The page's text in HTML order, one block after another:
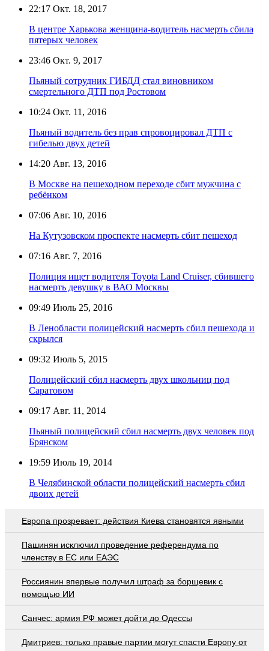
22:17 Окт. 18, 2017
В центре Харькова женщина-водитель насмерть сбила
пятерых человек
23:46 Окт. 9, 2017
Пьяный сотрудник ГИБДД стал виновником
смертельного ДТП под Ростовом
10:24 Окт. 11, 2016
Пьяный водитель без прав спровоцировал ДТП с
гибелью двух детей
14:20 Авг. 13, 2016
В Москве на пешеходном переходе сбит мужчина с
ребёнком
07:06 Авг. 10, 2016
На Кутузовском проспекте насмерть сбит пешеход
07:16 Авг. 7, 2016
Полиция ищет водителя Toyota Land Cruiser, сбившего
насмерть девушку в ВАО Москвы
09:49 Июль 25, 2016
В Ленобласти полицейский насмерть сбил пешехода и
скрылся
09:32 Июль 5, 2015
Полицейский сбил насмерть двух школьниц под
Саратовом
09:17 Авг. 11, 2014
Пьяный полицейский сбил насмерть двух человек под
Брянском
19:59 Июль 19, 2014
В Челябинской области полицейский насмерть сбил
двоих детей
Европа прозревает: действия Киева становятся явными
Пашинян исключил проведение референдума по
членству в ЕС или ЕАЭС
Россиянин впервые получил штраф за борщевик с
помощью ИИ
Санчес: армия РФ может дойти до Одессы
Дмитриев: только правые партии могут спасти Европу от